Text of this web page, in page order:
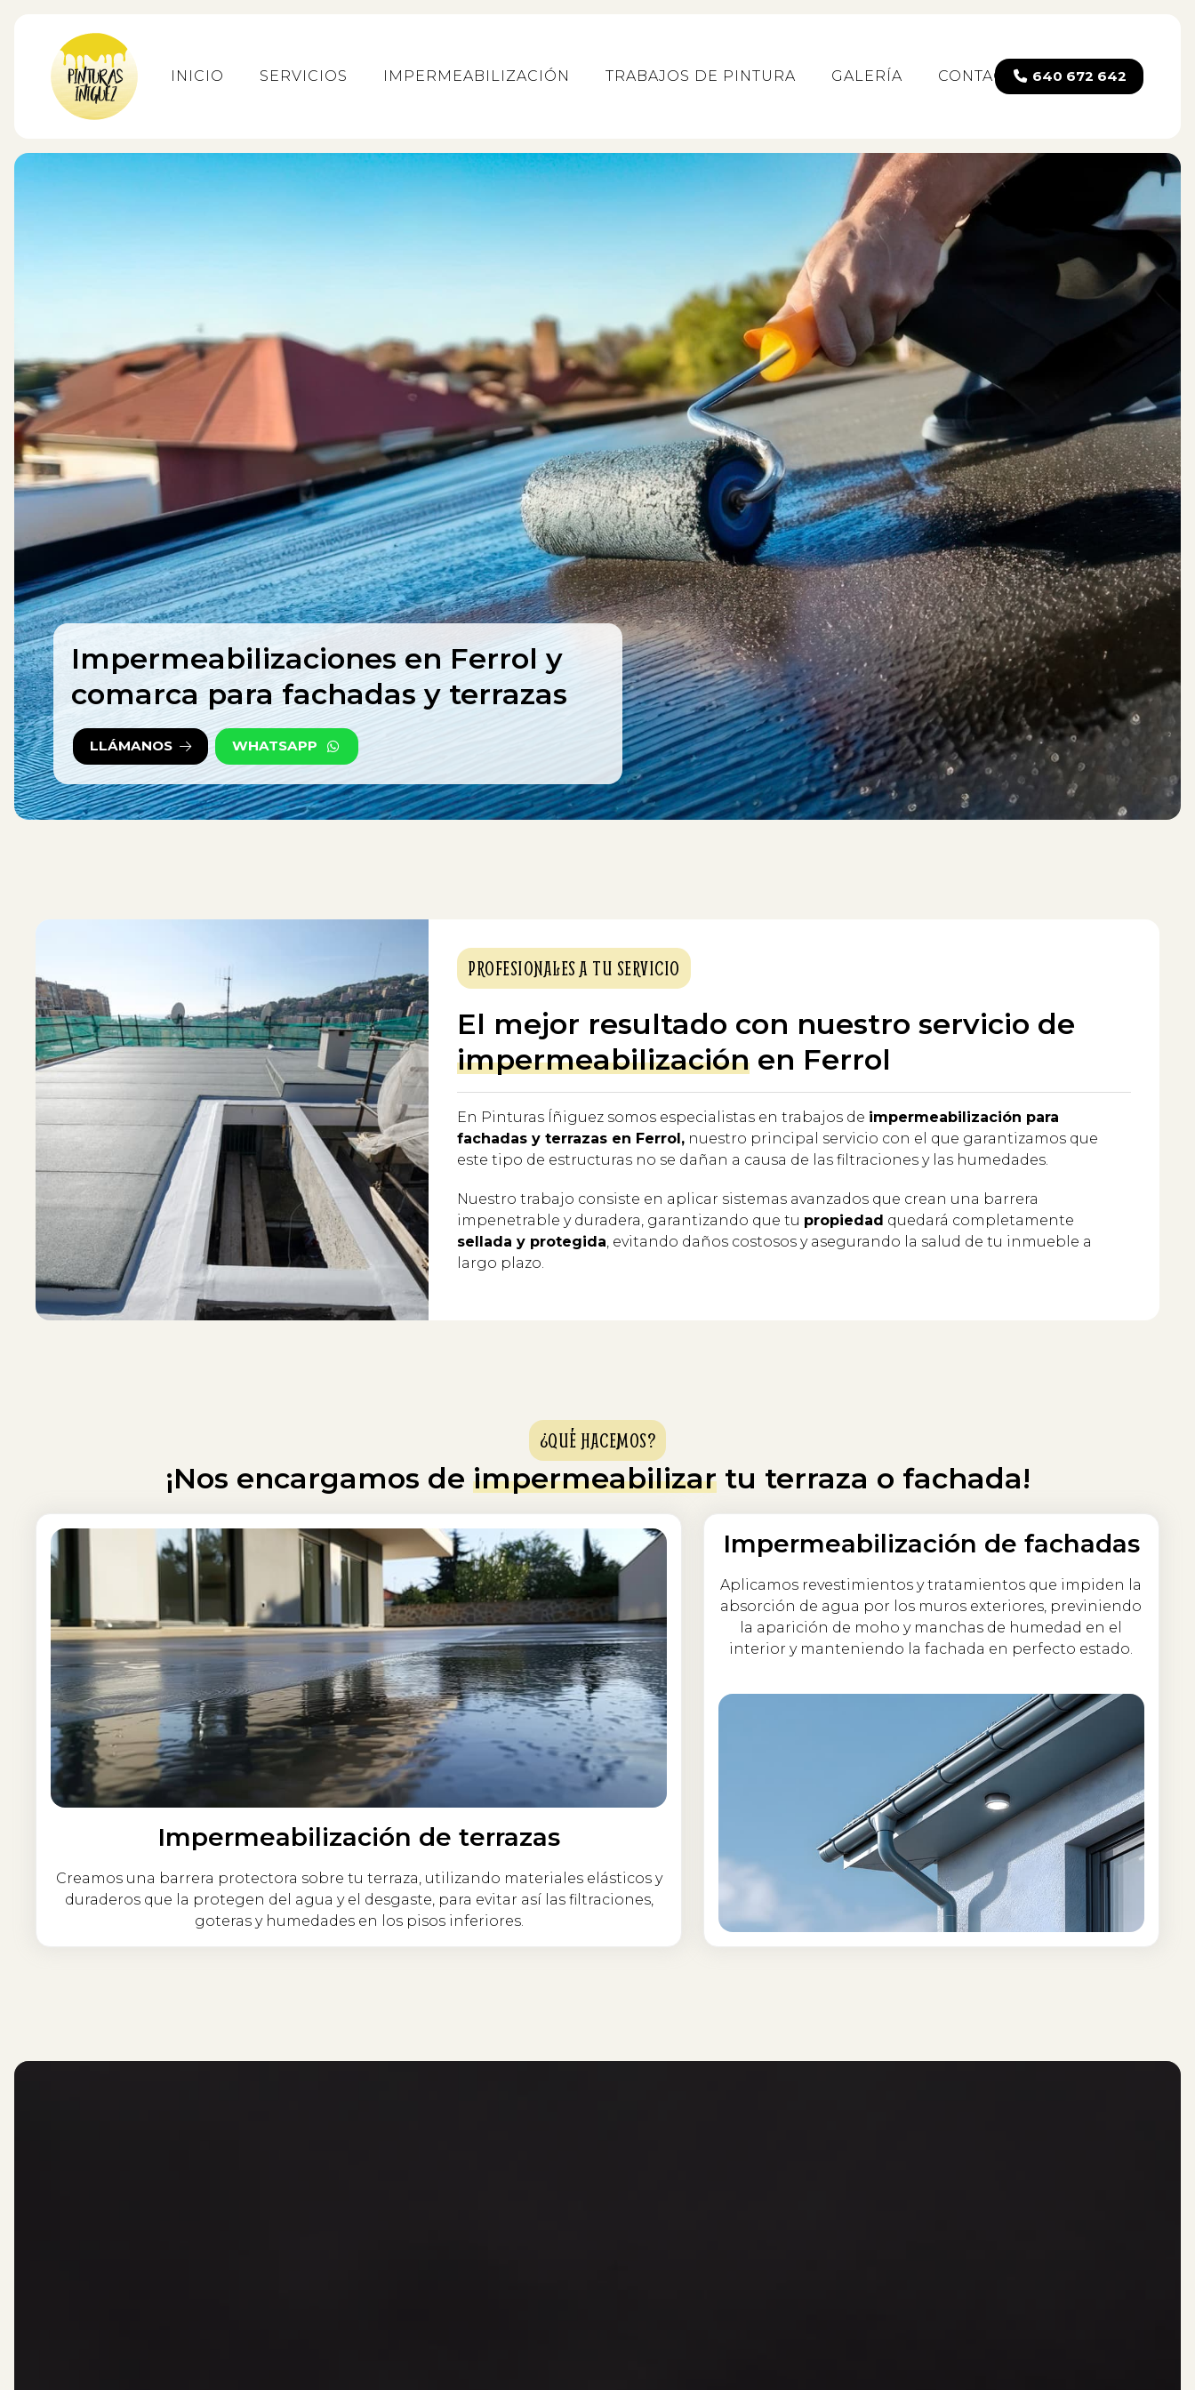
INICIO SERVICIOS IMPERMEABILIZACIÓN TRABAJOS DE PINTURA GALERÍA CONTACTO 640 672 642
Impermeabilizaciones en Ferrol y
comarca para fachadas y terrazas
LLÁMANOS WHATSAPP
PROFESIONALES A TU SERVICIO
El mejor resultado con nuestro servicio de
impermeabilización en Ferrol
En Pinturas Íñiguez somos especialistas en trabajos de impermeabilización para
fachadas y terrazas en Ferrol, nuestro principal servicio con el que garantizamos que
este tipo de estructuras no se dañan a causa de las filtraciones y las humedades.
Nuestro trabajo consiste en aplicar sistemas avanzados que crean una barrera
impenetrable y duradera, garantizando que tu propiedad quedará completamente
sellada y protegida , evitando daños costosos y asegurando la salud de tu inmueble a
largo plazo.
¿QUÉ HACEMOS?
¡Nos encargamos de impermeabilizartu terraza o fachada!
Impermeabilización de terrazas
Creamos una barrera protectora sobre tu terraza, utilizando materiales elásticos y
duraderos que la protegen del agua y el desgaste, para evitar así las filtraciones,
goteras y humedades en los pisos inferiores.
Impermeabilización de fachadas
Aplicamos revestimientos y tratamientos que impiden la
absorción de agua por los muros exteriores, previniendo
la aparición de moho y manchas de humedad en el
interior y manteniendo la fachada en perfecto estado.